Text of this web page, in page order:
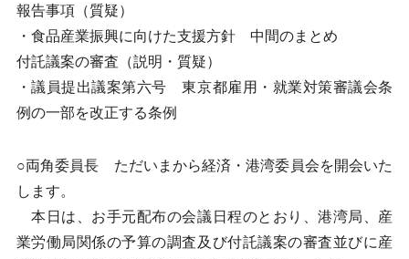
報告事項（質疑）
・食品産業振興に向けた支援方針 中間のまとめ
付託議案の審査（説明・質疑）
・議員提出議案第六号 東京都雇用・就業対策審議会条
例の一部を改正する条例
○両角委員長 ただいまから経済・港湾委員会を開会いた
します。
本日は、お手元配布の会議日程のとおり、港湾局、産
業労働局関係の予算の調査及び付託議案の審査並びに産